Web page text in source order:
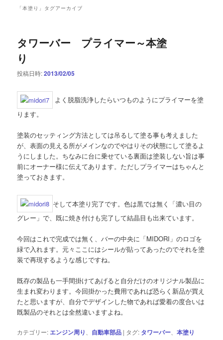
「本塗り 」タグアーカイブ
タワーバー プライマー～本塗
り
投稿日時:2013/02/05
よく脱脂洗浄したらいつものようにプライマーを塗
ります。
塗装のセッティング方法としては吊るして塗る事も考えました
が、表面の見える所がメインなのでやはりその状態にして塗るよ
うにしました。ちなみに台に乗せている裏面は塗装しない旨は事
前にオーナー様に伝えてあります。ただしプライマーはちゃんと
塗っておきます。
そして本塗り完了です。色は黒では無く「濃い目の
グレー」で、既に焼き付けも完了して結晶目も出来ています。
今回はこれで完成では無く、バーの中央に「MIDORI」のロゴを
緑で入れます。元々ここにはシールが貼ってあったのでそれを塗
装で再現するような感じですね。
既存の製品も一手間掛けてあげると自分だけのオリジナル製品に
生まれ変わります。今回掛かった費用であれば恐らく新品が買え
たと思いますが、自分でデザインした物であれば愛着の度合いは
既製品のそれとは全然違いますよね。
カテゴリー: エンジン周り 自動車部品 | タグ: タワーバー 、本塗り